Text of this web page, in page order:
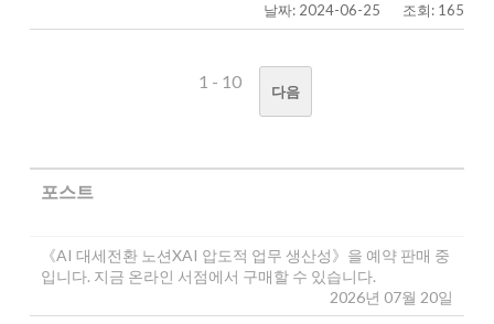
날짜: 2024-06-25
조회: 165
1 - 10 다음
포스트
《AI 대세전환 노션XAI 압도적 업무 생산성》을 예약 판매 중
입니다. 지금 온라인 서점에서 구매할 수 있습니다.
2026년 07월 20일